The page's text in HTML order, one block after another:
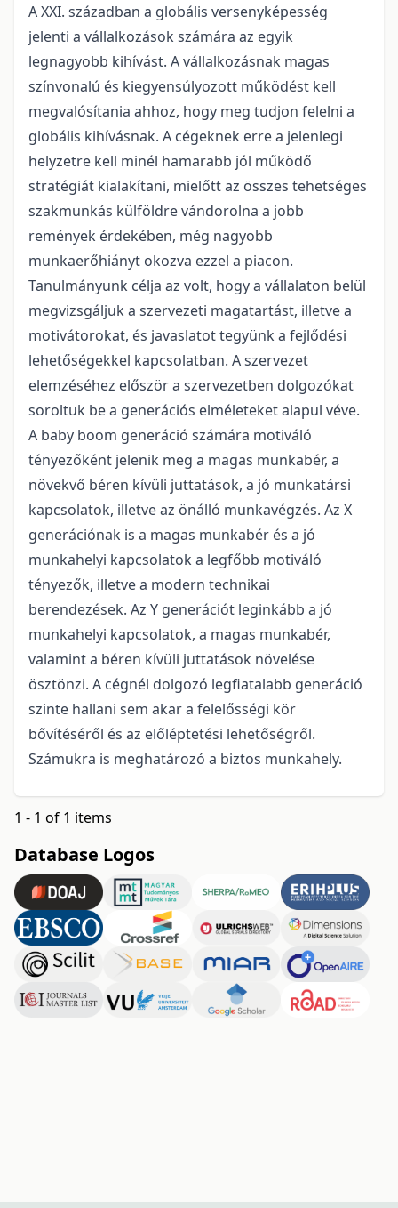
A XXI. században a globális versenyképesség
jelenti a vállalkozások számára az egyik
legnagyobb kihívást. A vállalkozásnak magas
színvonalú és kiegyensúlyozott működést kell
megvalósítania ahhoz, hogy meg tudjon felelni a
globális kihívásnak. A cégeknek erre a jelenlegi
helyzetre kell minél hamarabb jól működő
stratégiát kialakítani, mielőtt az összes tehetséges
szakmunkás külföldre vándorolna a jobb
remények érdekében, még nagyobb
munkaerőhiányt okozva ezzel a piacon.
Tanulmányunk célja az volt, hogy a vállalaton belül
megvizsgáljuk a szervezeti magatartást, illetve a
motivátorokat, és javaslatot tegyünk a fejlődési
lehetőségekkel kapcsolatban. A szervezet
elemzéséhez először a szervezetben dolgozókat
soroltuk be a generációs elméleteket alapul véve.
A baby boom generáció számára motiváló
tényezőként jelenik meg a magas munkabér, a
növekvő béren kívüli juttatások, a jó munkatársi
kapcsolatok, illetve az önálló munkavégzés. Az X
generációnak is a magas munkabér és a jó
munkahelyi kapcsolatok a legfőbb motiváló
tényezők, illetve a modern technikai
berendezések. Az Y generációt leginkább a jó
munkahelyi kapcsolatok, a magas munkabér,
valamint a béren kívüli juttatások növelése
ösztönzi. A cégnél dolgozó legfiatalabb generáció
szinte hallani sem akar a felelősségi kör
bővítéséről és az előléptetési lehetőségről.
Számukra is meghatározó a biztos munkahely.
1 - 1 of 1 items
Database Logos